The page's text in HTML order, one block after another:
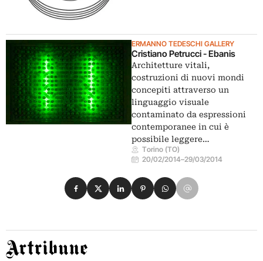
ERMANNO TEDESCHI GALLERY
Cristiano Petrucci - Ebanis
Architetture vitali,
costruzioni di nuovi mondi
concepiti attraverso un
linguaggio visuale
contaminato da espressioni
contemporanee in cui è
possibile leggere…
Torino (TO)
20/02/2014–29/03/2014
Condividi su Facebook
Condividi su X
Condividi su LinkedIn
Condividi su Pinterest
Condividi su WhatsApp
Condividi su Email
Artribune